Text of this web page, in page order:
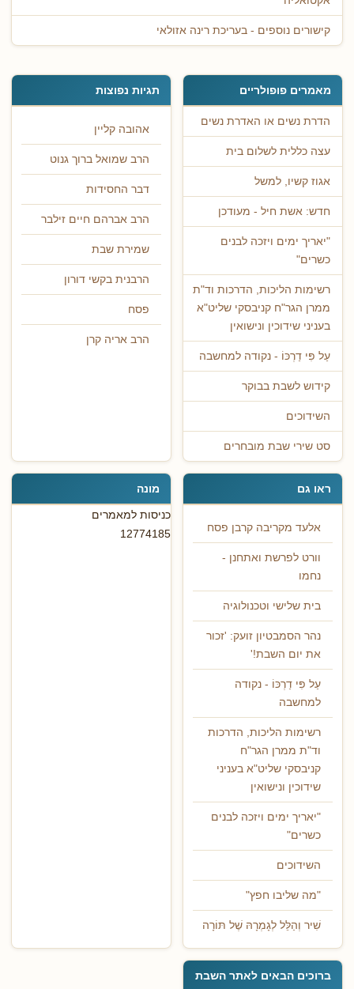
קישורים נוספים - בעריכת רינה אזולאי
מאמרים פופולריים
הדרת נשים או האדרת נשים
עצה כללית לשלום בית
אגוז קשיו, למשל
חדש: אשת חיל - מעודכן
"יאריך ימים ויזכה לבנים
כשרים"
רשימות הליכות, הדרכות וד"ת
ממרן הגר"ח קניבסקי שליט"א
בעניני שידוכין ונישואין
עַל פִּי דַרְכּוֹ - נקודה למחשבה
קידוש לשבת בבוקר
השידוכים
סט שירי שבת מובחרים
תגיות נפוצות
אהובה קליין
הרב שמואל ברוך גנוט
דבר החסידות
הרב אברהם חיים זילבר
שמירת שבת
הרבנית בקשי דורון
פסח
הרב אריה קרן
ראו גם
אלעד מקריבה קרבן פסח
וורט לפרשת ואתחנן -
נחמו
בית שלישי וטכנולוגיה
נהר הסמבטיון זועק: 'זכור
את יום השבת!'
עַל פִּי דַרְכּוֹ - נקודה
למחשבה
רשימות הליכות, הדרכות
וד"ת ממרן הגר"ח
קניבסקי שליט"א בעניני
שידוכין ונישואין
"יאריך ימים ויזכה לבנים
כשרים"
השידוכים
"מה שליבו חפץ"
שִׁיר וְהַלֵּל לְגָמְרָהּ שֶׁל תּוֹרָה
מונה
כניסות למאמרים
12774185
ברוכים הבאים לאתר השבת